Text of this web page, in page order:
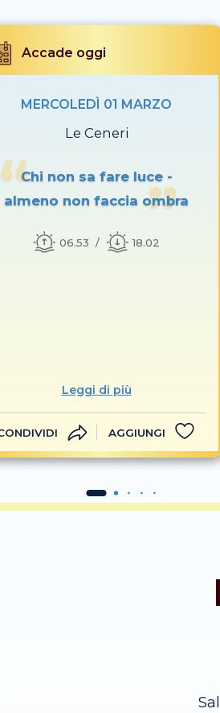
Accade oggi
MERCOLEDÌ 01 MARZO
Le Ceneri
Chi non sa fare luce -
almeno non faccia ombra
06.53 18.02
Leggi di più
AGGIUNGI